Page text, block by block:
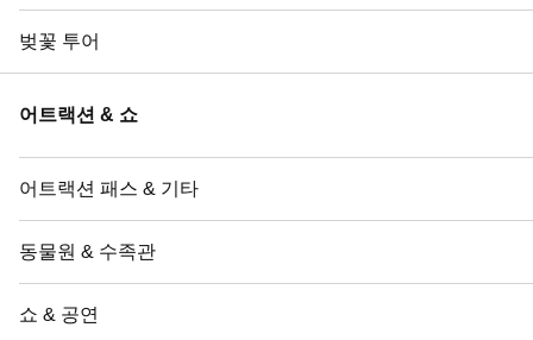
벚꽃 투어
어트랙션 & 쇼
어트랙션 패스 & 기타
동물원 & 수족관
쇼 & 공연